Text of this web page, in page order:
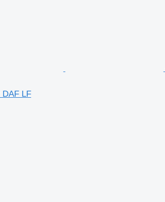
DAF LF